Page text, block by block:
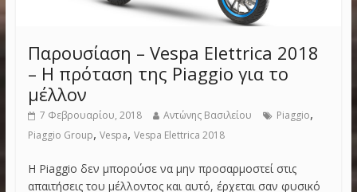
Παρουσίαση – Vespa Elettrica 2018
– Η πρόταση της Piaggio για το
μέλλον
7 Φεβρουαρίου, 2018 Αντώνης Βασιλείου Piaggio,
Piaggio Group, Vespa, Vespa Elettrica 2018
H Piaggio δεν μπορούσε να μην προσαρμοστεί στις
απαιτήσεις του μέλλοντος και αυτό, έρχεται σαν φυσικό